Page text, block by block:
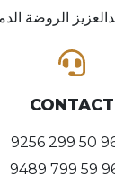
الروضة
CONTACT